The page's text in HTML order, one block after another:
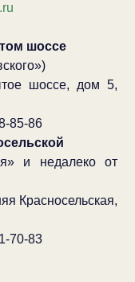
шоссе
шоссе, дом 5,
85-86
и недалеко от
Красносельская,
70-83